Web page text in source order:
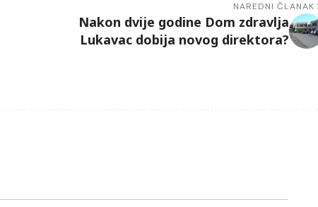
NAREDNI ČLANAK
Nakon dvije godine Dom zdravlja
Lukavac dobija novog direktora?